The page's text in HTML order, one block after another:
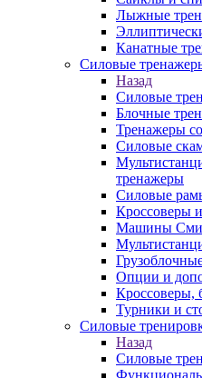
Лыжные
Канатные
Силовые
Назад
Силовые
Блочные
Тренажеры
Силовые
тренажеры
Силовые
Кроссоверы
Машины
Опции и
Кроссоверы,
Турники и
Силовые
Назад
Силовые